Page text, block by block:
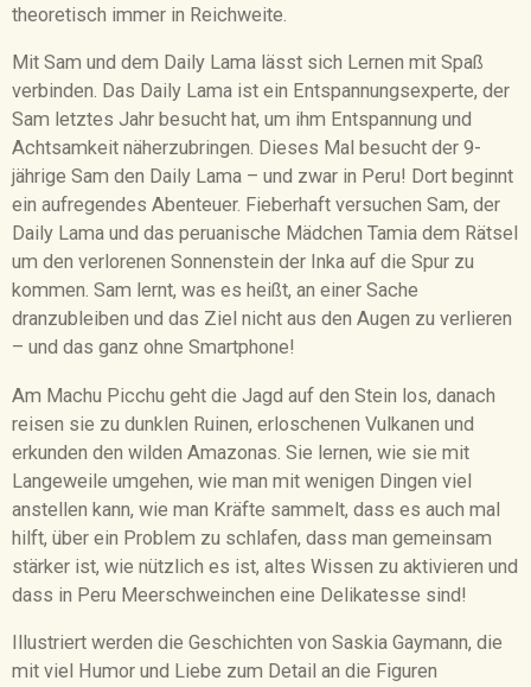
theoretisch immer in Reichweite.
Mit Sam und dem Daily Lama lässt sich Lernen mit Spaß
verbinden. Das Daily Lama ist ein Entspannungsexperte, der
Sam letztes Jahr besucht hat, um ihm Entspannung und
Achtsamkeit näherzubringen. Dieses Mal besucht der 9-
jährige Sam den Daily Lama – und zwar in Peru! Dort beginnt
ein aufregendes Abenteuer. Fieberhaft versuchen Sam, der
Daily Lama und das peruanische Mädchen Tamia dem Rätsel
um den verlorenen Sonnenstein der Inka auf die Spur zu
kommen. Sam lernt, was es heißt, an einer Sache
dranzubleiben und das Ziel nicht aus den Augen zu verlieren
– und das ganz ohne Smartphone!
Am Machu Picchu geht die Jagd auf den Stein los, danach
reisen sie zu dunklen Ruinen, erloschenen Vulkanen und
erkunden den wilden Amazonas. Sie lernen, wie sie mit
Langeweile umgehen, wie man mit wenigen Dingen viel
anstellen kann, wie man Kräfte sammelt, dass es auch mal
hilft, über ein Problem zu schlafen, dass man gemeinsam
stärker ist, wie nützlich es ist, altes Wissen zu aktivieren und
dass in Peru Meerschweinchen eine Delikatesse sind!
Illustriert werden die Geschichten von Saskia Gaymann, die
mit viel Humor und Liebe zum Detail an die Figuren